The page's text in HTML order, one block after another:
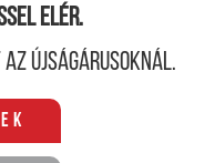
elér.
újságárusoknál.